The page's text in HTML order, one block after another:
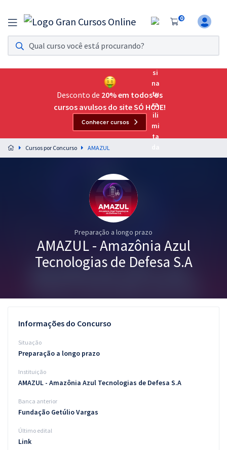
0
Assinatura Ilimitada 11
Acesso a todos os cursos. Teste grátis por 7 dias!
Assinatura OAB Até Passar
Acesso ilimitado a toda preparação para o Exame da
Preparação completa e intensiva para as principais
residências em saúde do Brasil
Graduação
Conteúdo gratuito
Blog
Desconto de 20% em todos os
cursos avulsos do site SÓ HOJE!
Conhecer cursos
Cursos por Concurso AMAZUL
Preparação a longo prazo
AMAZUL - Amazônia Azul
Tecnologias de Defesa S.A
Informações do Concurso
Situação
Preparação a longo prazo
Instituição
AMAZUL - Amazônia Azul Tecnologias de Defesa S.A
Banca anterior
Fundação Getúlio Vargas
Último edital
Link